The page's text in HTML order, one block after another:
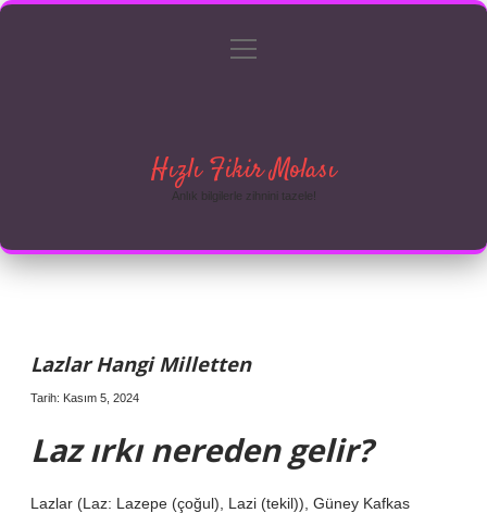
Gizlilik Politikası
menüyü
aç
Hızlı Fikir Molası
Anlık bilgilerle zihnini tazele!
Lazlar Hangi Milletten
Tarih: Kasım 5, 2024
Laz ırkı nereden gelir?
Lazlar (Laz: Lazepe (çoğul), Lazi (tekil)), Güney Kafkas